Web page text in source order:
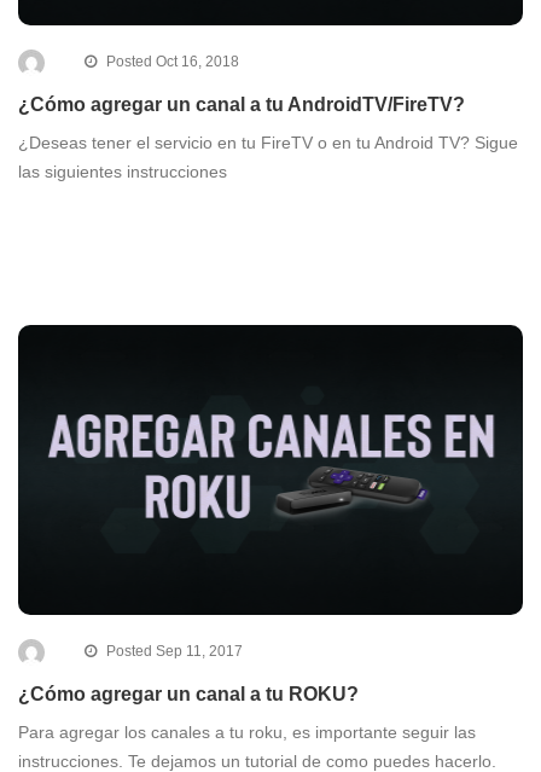
Posted Oct 16, 2018
¿Cómo agregar un canal a tu AndroidTV/FireTV?
¿Deseas tener el servicio en tu FireTV o en tu Android TV? Sigue
las siguientes instrucciones
Posted Sep 11, 2017
¿Cómo agregar un canal a tu ROKU?
Para agregar los canales a tu roku, es importante seguir las
instrucciones. Te dejamos un tutorial de como puedes hacerlo.